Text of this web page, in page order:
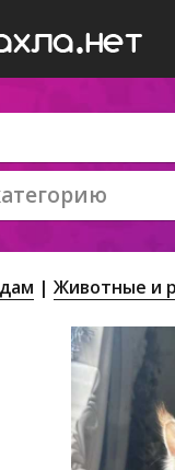
Животные и